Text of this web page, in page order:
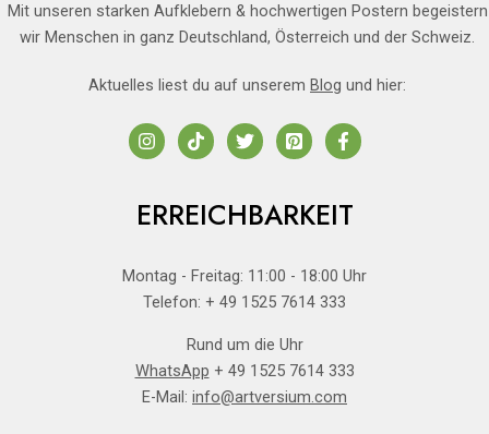
Mit unseren starken Aufklebern & hochwertigen Postern begeistern
wir Menschen in ganz Deutschland, Österreich und der Schweiz.
Aktuelles liest du auf unserem Blog und hier:
ERREICHBARKEIT
Montag - Freitag: 11:00 - 18:00 Uhr
Telefon: + 49 1525 7614 333
Rund um die Uhr
WhatsApp + 49 1525 7614 333
E-Mail: info@artversium.com